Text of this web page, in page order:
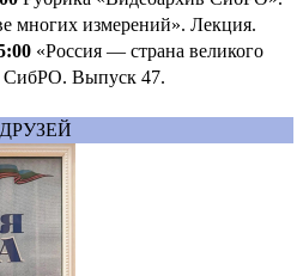
многих измерений». Лекция.
«Россия — страна великого
СибРО. Выпуск 47.